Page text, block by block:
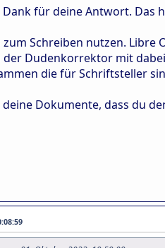
Dank für deine Antwort. Das
Schreiben nutzen. Libre
der Dudenkorrektor mit
die für Schriftsteller
Dokumente, dass du